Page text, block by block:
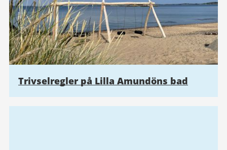
Trivselregler på Lilla Amundöns bad